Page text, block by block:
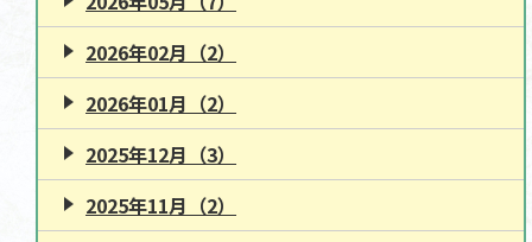
2026年02月（2）
2026年01月（2）
2025年12月（3）
2025年11月（2）